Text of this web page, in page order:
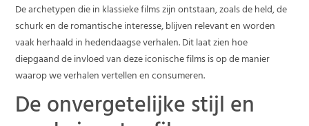
De archetypen die in klassieke films zijn ontstaan, zoals de held, de
schurk en de romantische interesse, blijven relevant en worden
vaak herhaald in hedendaagse verhalen. Dit laat zien hoe
diepgaand de invloed van deze iconische films is op de manier
waarop we verhalen vertellen en consumeren.
De onvergetelijke stijl en